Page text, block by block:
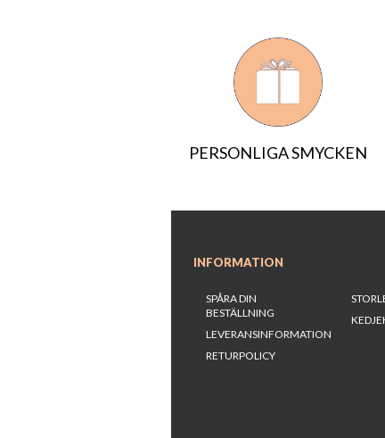
PERSONLIGA SMYCKEN
INFORMATION
SPÅRA DIN
BESTÄLLNING
LEVERANSINFORMATION
RETURPOLICY